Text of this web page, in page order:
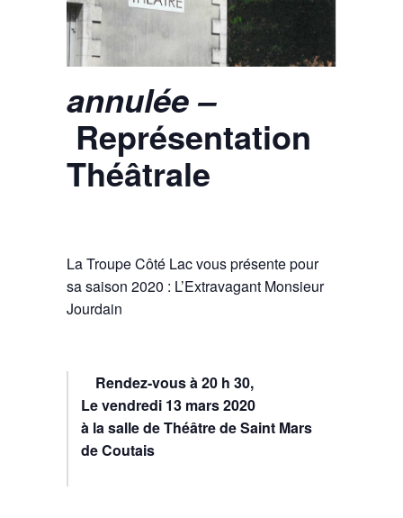
annulée –
Représentation
Théâtrale
La Troupe Côté Lac vous présente pour
sa saison 2020 : L’Extravagant Monsieur
Jourdain
Rendez-vous à 20 h 30,
Le vendredi 13 mars 2020
à la salle de Théâtre de Saint Mars
de Coutais